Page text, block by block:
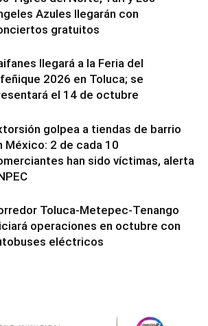
Azules llegarán con
gratuitos
llegará a la Feria del
2026 en Toluca; se
el 14 de octubre
golpea a tiendas de barrio
México: 2 de cada 10
han sido víctimas, alerta
Toluca-Metepec-Tenango
operaciones en octubre con
eléctricos